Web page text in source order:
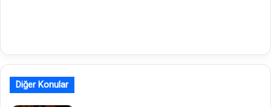
Diğer Konular